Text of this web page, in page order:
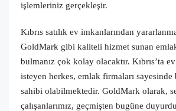
işlemleriniz gerçekleşir.
Kıbrıs satılık ev imkanlarından
GoldMark gibi kaliteli hizmet sunan
bulmanız çok kolay olacaktır. Kıbrıs’ta
isteyen herkes, emlak firmaları
sahibi olabilmektedir. GoldMark olarak,
çalışanlarımız, geçmişten bugüne